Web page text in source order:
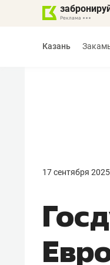
Казань
17 сентября